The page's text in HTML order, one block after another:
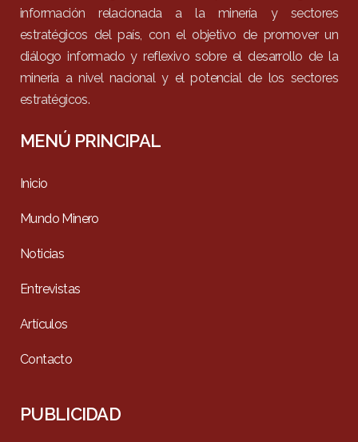
información relacionada a la minería y sectores
estratégicos del país, con el objetivo de promover un
diálogo informado y reflexivo sobre el desarrollo de la
minería a nivel nacional y el potencial de los sectores
estratégicos.
MENÚ PRINCIPAL
Inicio
Mundo Minero
Noticias
Entrevistas
Artículos
Contacto
PUBLICIDAD